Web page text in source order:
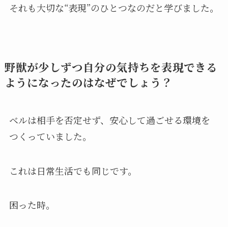
それも大切な“表現”のひとつなのだと学びました。
野獣が少しずつ自分の気持ちを表現できる
ようになったのはなぜでしょう？
ベルは相手を否定せず、安心して過ごせる環境を
つくっていました。
これは日常生活でも同じです。
困った時。